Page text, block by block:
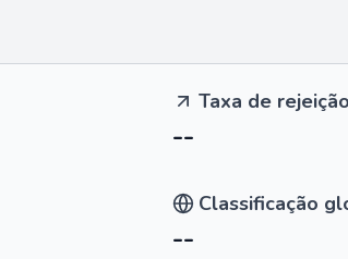
Taxa de rejeição
--
Classificação
--